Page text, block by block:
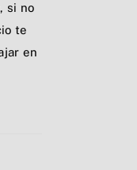
si no
te
en